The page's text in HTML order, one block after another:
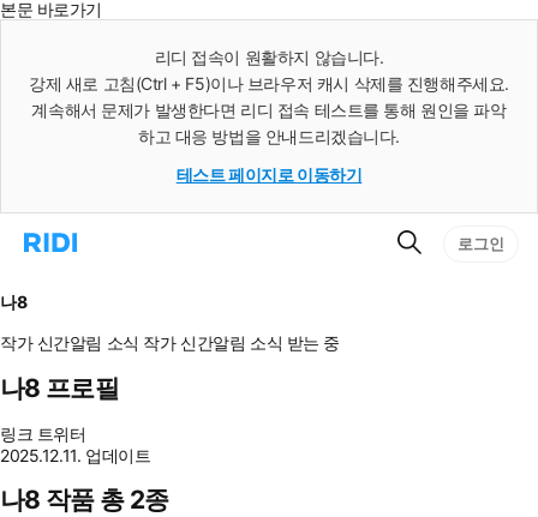
본문 바로가기
리디 접속이 원활하지 않습니다.
강제 새로 고침(Ctrl + F5)이나 브라우저 캐시 삭제를 진행해주세요.
계속해서 문제가 발생한다면 리디 접속 테스트를 통해 원인을 파악
하고 대응 방법을 안내드리겠습니다.
테스트 페이지로 이동하기
리
으
이
동
검
로그인
나8
작가 신간알림 소식 작가 신간알림 소식 받는 중
나8 프로필
링크 트위터
2025.12.11. 업데이트
나8 작품 총 2종